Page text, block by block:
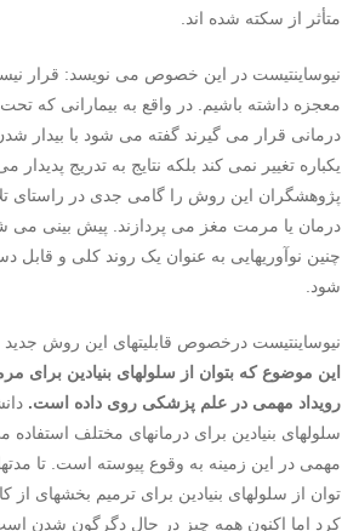
متأثر از سکته شده اند.
نیوساینتیست در این خصوص می نویسد: قرار
معجزه داشته باشیم. در واقع به بیمارانی که
درمانی قرار می گیرند گفته می شود با بیدار
یکباره تغییر نمی کند بلکه نتایج به تدریج پدیدار
پژوهشگران این روش را گامی جدی در راستای
درمان یا مرمت مغز می پردازند. پیش بینی می
چنین نوآوریهایی به عنوان یک روند کلی و قابل
شود.
نیوساینتیست درخصوص قابلیتهای این روش جدید
این موضوع که بتوان از سلولهای بنیادین برای
رویداد مهمی در علم پزشکی روی داده است.
سلولهای بنیادین برای درمانهای مختلف استفاده
مهمی در این زمینه به وقوع پیوسته است. تا
توان از سلولهای بنیادین برای ترمیم بخشهای از
کرد اما اکنون همه چیز در حال دگرگون شدن